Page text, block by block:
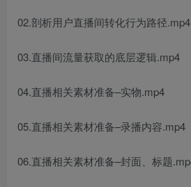
02.剖析用户直播间转化行为路径.mp4
03.直播间流量获取的底层逻辑.mp4
04.直播相关素材准备–实物.mp4
05.直播相关素材准备–录播内容.mp4
06.直播相关素材准备–封面、标题